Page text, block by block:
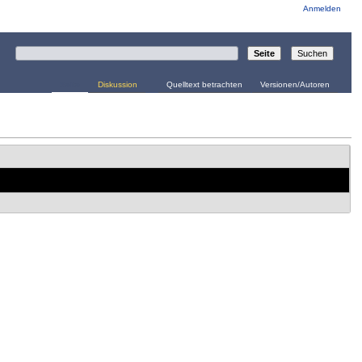
Anmelden
Diskussion Quelltext betrachten Versionen/Autoren